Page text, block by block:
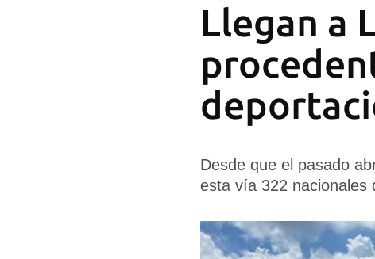
Llegan a
Desde que el pasado
esta vía 322 nacionales